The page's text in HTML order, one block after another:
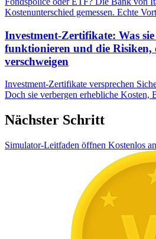
Kostenunterschied gemessen. Echte
Investment-Zertifikate: Was sie
funktionieren und die Risiken,
verschweigen
Investment-Zertifikate versprechen
Doch sie verbergen erhebliche
Nächster Schritt
Simulator-Leitfaden öffnen Kostenlos